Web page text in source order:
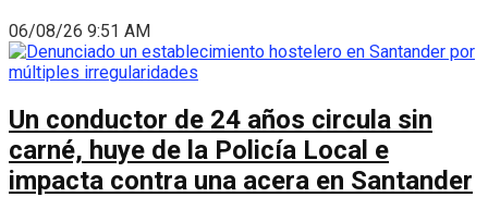
06/08/26 9:51 AM
Un conductor de 24 años circula sin
carné, huye de la Policía Local e
impacta contra una acera en Santander